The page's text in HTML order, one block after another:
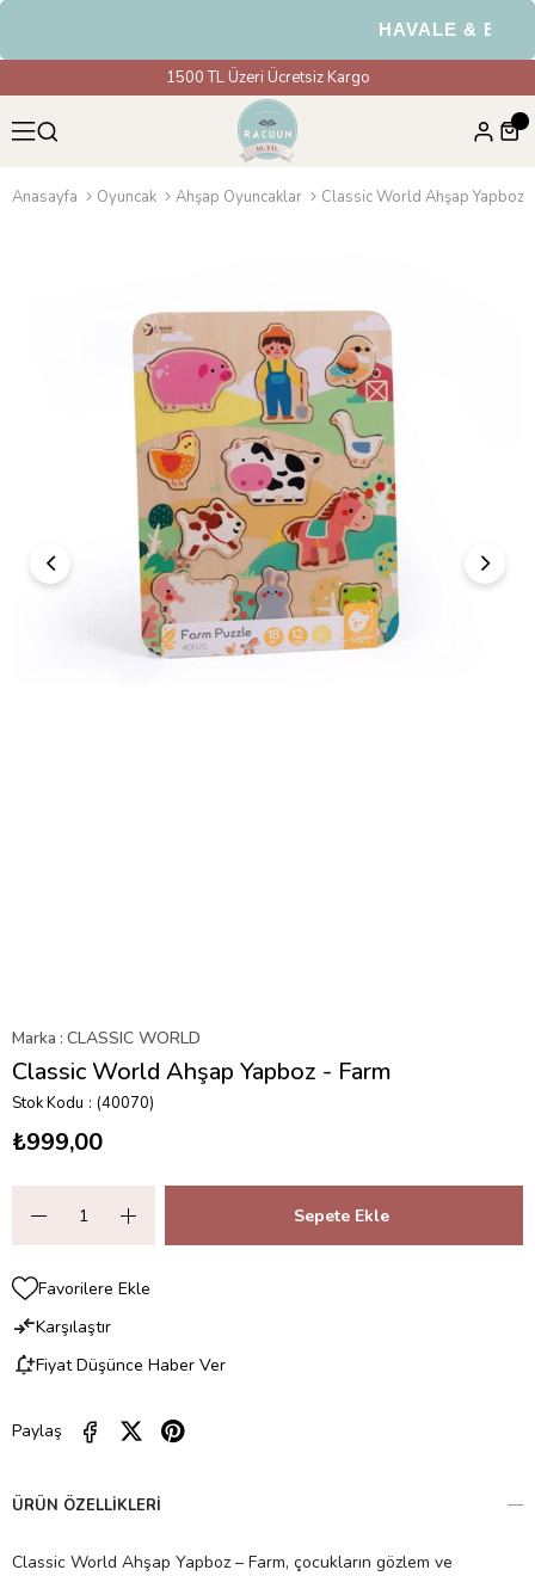
HAVALE & EFT
1500 TL Üzeri Ücretsiz Kargo
Anasayfa Oyuncak Ahşap Oyuncaklar Classic World Ahşap Yapboz
Marka : CLASSIC WORLD
Classic World Ahşap Yapboz - Farm
Stok Kodu (40070)
₺999,00
Favorilere Ekle
Karşılaştır
Fiyat Düşünce Haber Ver
Paylaş
ÜRÜN ÖZELLIKLERI
Classic World Ahşap Yapboz – Farm, çocukların gözlem ve